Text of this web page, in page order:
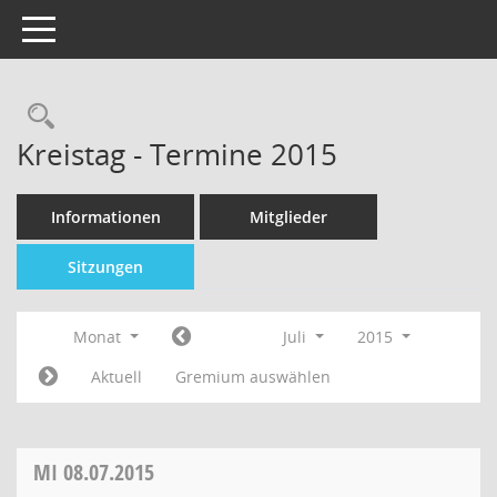
Toggle navigation
Kreistag - Termine 2015
Informationen Mitglieder
Sitzungen
Monat Juli
2015
Aktuell
Gremium auswählen
MI 08.07.2015